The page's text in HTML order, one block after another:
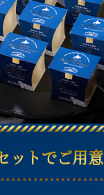
ットでご用意